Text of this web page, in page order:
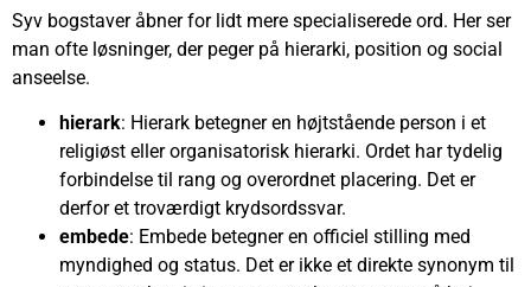
Syv bogstaver åbner for lidt mere specialiserede ord. Her ser
man ofte løsninger, der peger på hierarki, position og social
anseelse.
hierark: Hierark betegner en højtstående person i et
religiøst eller organisatorisk hierarki. Ordet har tydelig
forbindelse til rang og overordnet placering. Det er
derfor et troværdigt krydsordssvar.
embede: Embede betegner en officiel stilling med
myndighed og status. Det er ikke et direkte synonym til